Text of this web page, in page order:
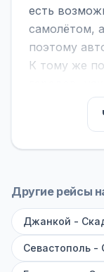
есть
самолётом,
поэтому
К тому же
На нашем
Скадовск,
обратите
большие
подвеска и
Другие рейсы
Джанкой -
Севастополь -